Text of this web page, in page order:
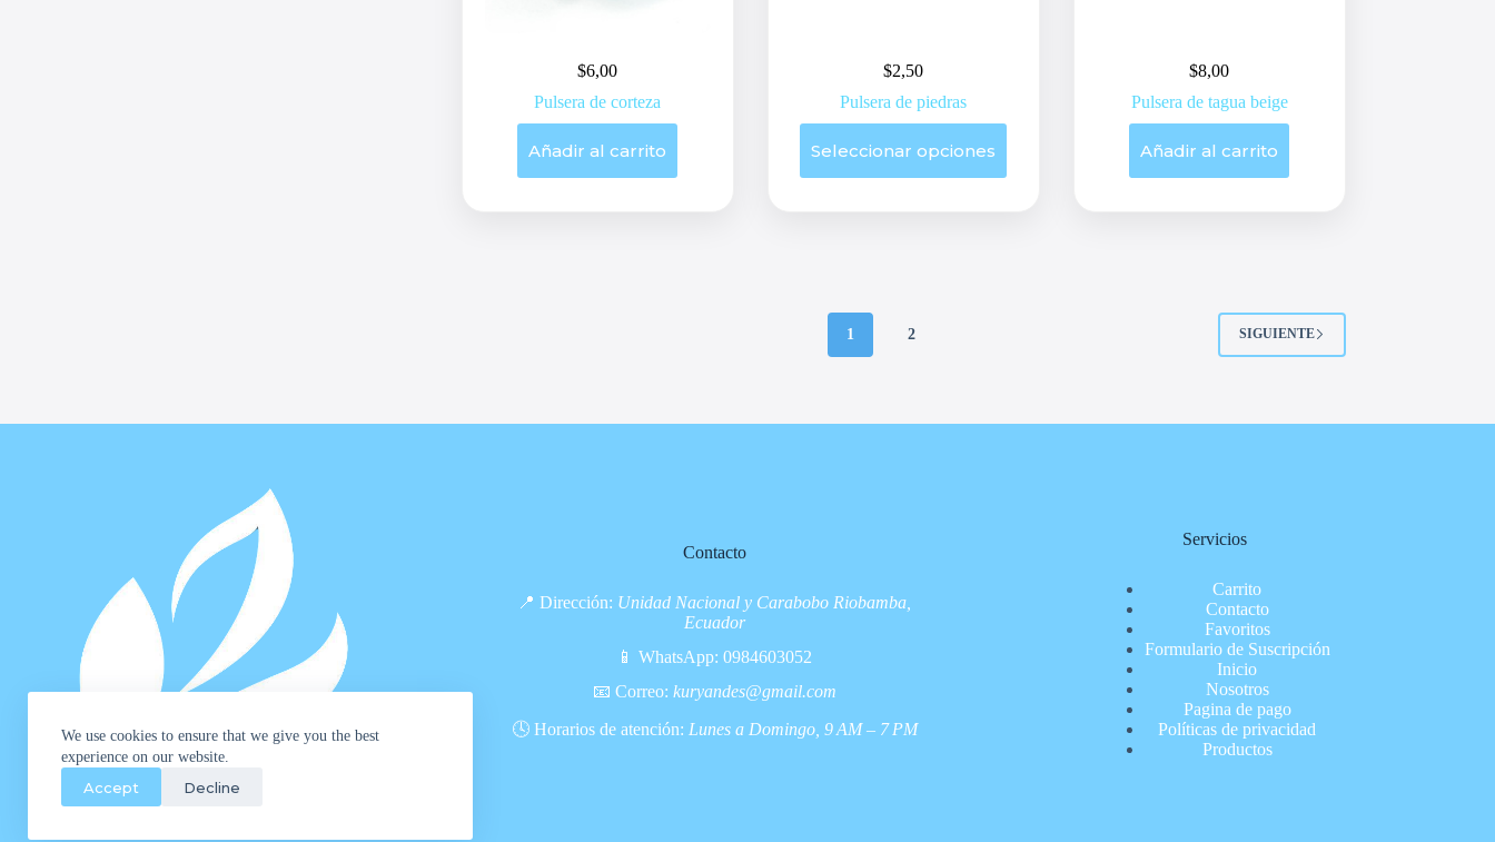
We use cookies to ensure that we give you the best
experience on our website.
Accept Decline
$6,00
Pulsera de corteza
Añadir al carrito
$2,50
Pulsera de piedras
Seleccionar opciones
producto
variantes.
en
$8,00
Pulsera de tagua beige
Añadir al carrito
1 2 SIGUIENTE
Contacto
📍 Dirección: Unidad Nacional y Carabobo Riobamba,
Ecuador
📱 WhatsApp: 0984603052
📧 Correo: kuryandes@gmail.com
🕓 Horarios de atención: Lunes a Domingo, 9 AM – 7 PM
Servicios
Carrito
Contacto
Favoritos
Formulario de Suscripción
Inicio
Nosotros
Pagina de pago
Políticas de privacidad
Productos